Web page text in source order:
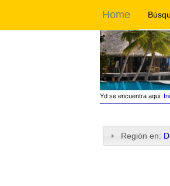
Home
Yd se encuentra aqui:
Región en: